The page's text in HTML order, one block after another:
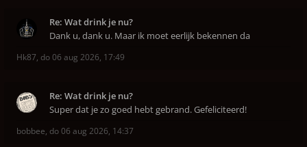
Re: Wat drink je nu?
Dank u, dank u. Maar ik moet eerlijk bekennen da
Hk87, do 06 aug 2026, 17:49
Re: Wat drink je nu?
Super dat je zo goed hebt gebrand. Gefeliciteerd!
bobbee, do 06 aug 2026, 14:37